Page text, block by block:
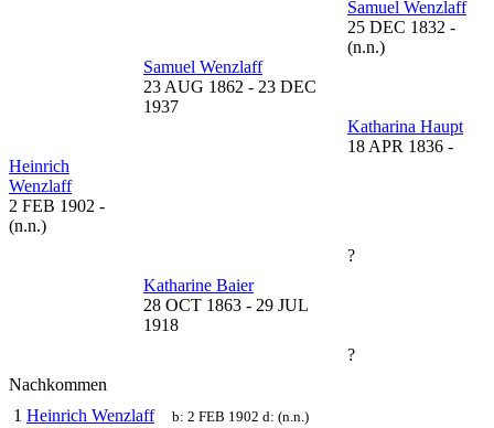
Samuel Wenzlaff
25 DEC 1832 -
(n.n.)
Samuel Wenzlaff
23 AUG 1862 - 23 DEC
1937
Katharina Haupt
18 APR 1836 -
Heinrich
Wenzlaff
2 FEB 1902 -
(n.n.)
?
Katharine Baier
28 OCT 1863 - 29 JUL
1918
?
Nachkommen
1 Heinrich Wenzlaff b:2 FEB 1902 d:(n.n.)